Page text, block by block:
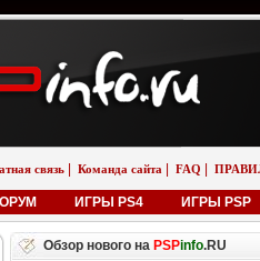
связь Команда сайта FAQ
ИГРЫ PS4 ИГРЫ PSP
Обзор нового на PSPinfo.RU